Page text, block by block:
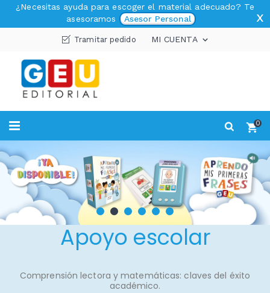
¿Necesitas ayuda para escoger el material adecuado? Te
asesoramos
Asesor Personal x
Tramitar pedido MI CUENTA 
0
Apoyo escolar
Comprensión lectora y matemáticas: claves del éxito
académico.